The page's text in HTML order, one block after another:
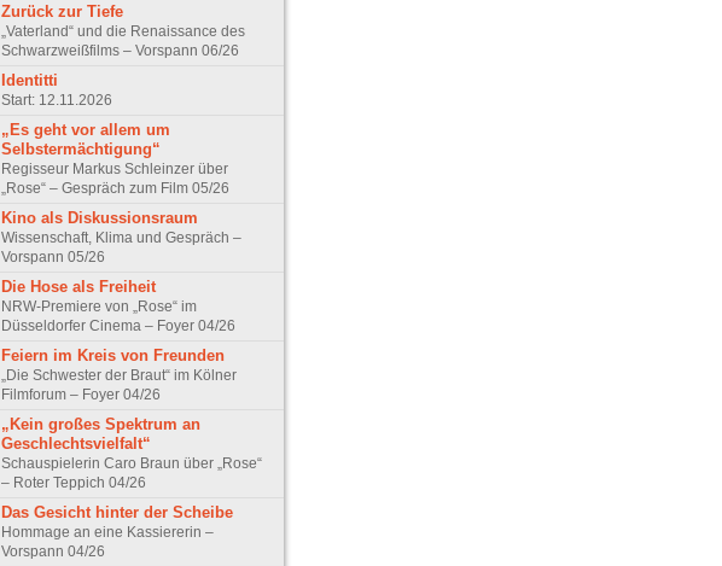
Zurück zur Tiefe
„Vaterland“ und die Renaissance des
Schwarzweißfilms – Vorspann 06/26
Identitti
Start: 12.11.2026
„Es geht vor allem um
Selbstermächtigung“
Regisseur Markus Schleinzer über
„Rose“ – Gespräch zum Film 05/26
Kino als Diskussionsraum
Wissenschaft, Klima und Gespräch –
Vorspann 05/26
Die Hose als Freiheit
NRW-Premiere von „Rose“ im
Düsseldorfer Cinema – Foyer 04/26
Feiern im Kreis von Freunden
„Die Schwester der Braut“ im Kölner
Filmforum – Foyer 04/26
„Kein großes Spektrum an
Geschlechtsvielfalt“
Schauspielerin Caro Braun über „Rose“
– Roter Teppich 04/26
Das Gesicht hinter der Scheibe
Hommage an eine Kassiererin –
Vorspann 04/26